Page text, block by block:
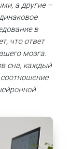
а другие –
в
что ответ
мозга.
сна, каждый